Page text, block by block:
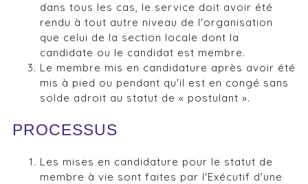
dans tous les cas, le service doit avoir été
rendu à tout autre niveau de l'organisation
que celui de la section locale dont la
candidate ou le candidat est membre.
Le membre mis en candidature après avoir été
mis à pied ou pendant qu'il est en congé sans
solde adroit au statut de « postulant ».
PROCESSUS
Les mises en candidature pour le statut de
membre à vie sont faites par l'Exécutif d'une